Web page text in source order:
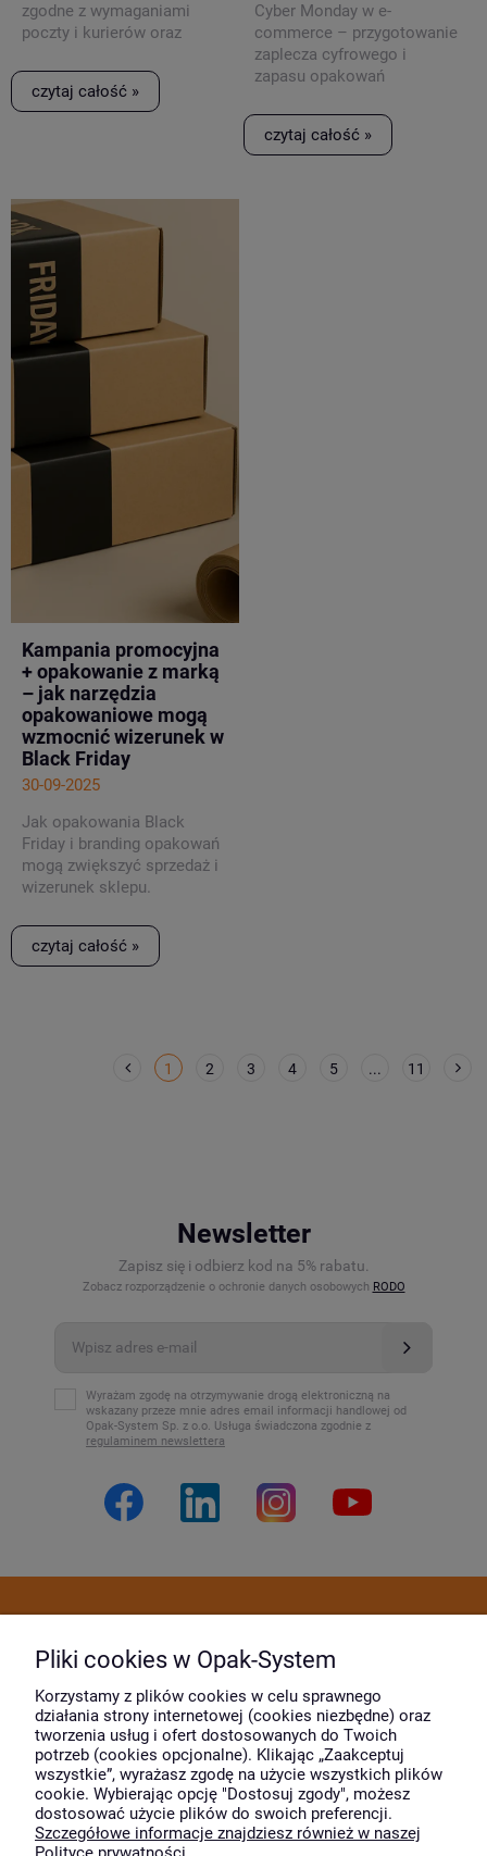
zgodne z wymaganiami
poczty i kurierów oraz
materiału.
czytaj całość »
Cyber Monday w e-
commerce – przygotowanie
zaplecza cyfrowego i
zapasu opakowań
czytaj całość »
Kampania promocyjna
+ opakowanie z marką
– jak narzędzia
opakowaniowe mogą
wzmocnić wizerunek w
Black Friday
30-09-2025
Jak opakowania Black
Friday i branding opakowań
mogą zwiększyć sprzedaż i
wizerunek sklepu.
czytaj całość »
1 2 3 4 5 ... 11
Newsletter
Zapisz się i odbierz kod na 5% rabatu.
Zobacz rozporządzenie o ochronie danych osobowych RODO
Wyrażam zgodę na otrzymywanie drogą elektroniczną na
wskazany przeze mnie adres email informacji handlowej od
Opak-System Sp. z o.o. Usługa świadczona zgodnie z
regulaminem newslettera
Moje konto
O firmie
Wyróżnili nas
Pliki cookies w Opak-System
Korzystamy z plików cookies w celu sprawnego
działania strony internetowej (cookies niezbędne) oraz
tworzenia usług i ofert dostosowanych do Twoich
potrzeb (cookies opcjonalne). Klikając „Zaakceptuj
wszystkie”, wyrażasz zgodę na użycie wszystkich plików
cookie. Wybierając opcję "Dostosuj zgody", możesz
dostosować użycie plików do swoich preferencji.
Szczegółowe informacje znajdziesz również w naszej